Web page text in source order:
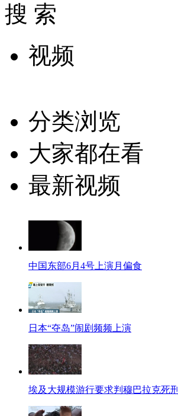
搜 索
视频
分类浏览
大家都在看
最新视频
中国东部6月4号上演月偏食
日本“夺岛”闹剧频频上演
埃及大规模游行要求判穆巴拉克死刑